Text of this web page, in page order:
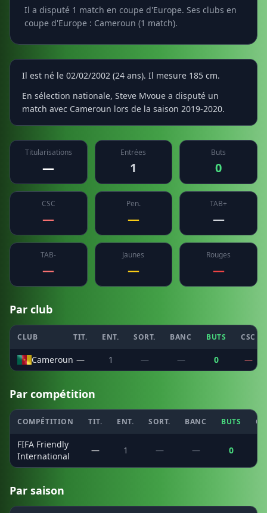
Il a disputé 1 match en coupe d'Europe. Ses clubs en
coupe d'Europe : Cameroun (1 match).
Il est né le 02/02/2002 (24 ans). Il mesure 185 cm.
En sélection nationale, Steve Mvoue a disputé un
match avec Cameroun lors de la saison 2019-2020.
Titularisations
—
Entrées
1
Buts
0
CSC
—
Pen.
—
TAB+
—
TAB-
—
Jaunes
—
Rouges
—
Par club
CLUB TIT. ENT. SORT. BANC BUTS CSC
Cameroun — 1 — — 0 —
Par compétition
COMPÉTITION TIT. ENT. SORT. BANC BUTS
FIFA Friendly
International
— 1 — — 0
Par saison